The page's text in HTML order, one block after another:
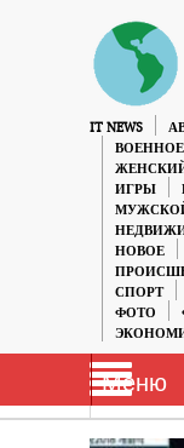
IT NEWS
ИГРЫ
НОВОЕ
СПОРТ
ФОТО
Меню